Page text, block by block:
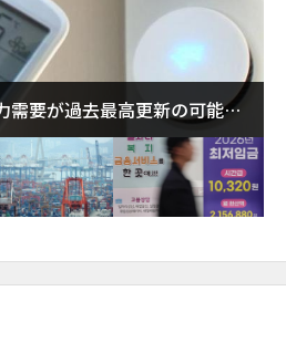
需要が過去最高更新の可能性